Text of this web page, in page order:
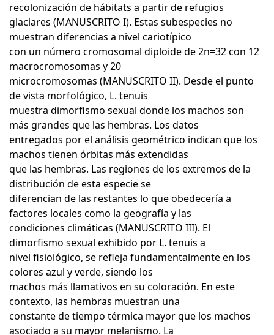
recolonización de hábitats a partir de refugios
glaciares (MANUSCRITO I). Estas subespecies no
muestran diferencias a nivel cariotípico
con un número cromosomal diploide de 2n=32 con 12
macrocromosomas y 20
microcromosomas (MANUSCRITO II). Desde el punto
de vista morfológico, L. tenuis
muestra dimorfismo sexual donde los machos son
más grandes que las hembras. Los datos
entregados por el análisis geométrico indican que los
machos tienen órbitas más extendidas
que las hembras. Las regiones de los extremos de la
distribución de esta especie se
diferencian de las restantes lo que obedecería a
factores locales como la geografía y las
condiciones climáticas (MANUSCRITO III). El
dimorfismo sexual exhibido por L. tenuis a
nivel fisiológico, se refleja fundamentalmente en los
colores azul y verde, siendo los
machos más llamativos en su coloración. En este
contexto, las hembras muestran una
constante de tiempo térmica mayor que los machos
asociado a su mayor melanismo. La